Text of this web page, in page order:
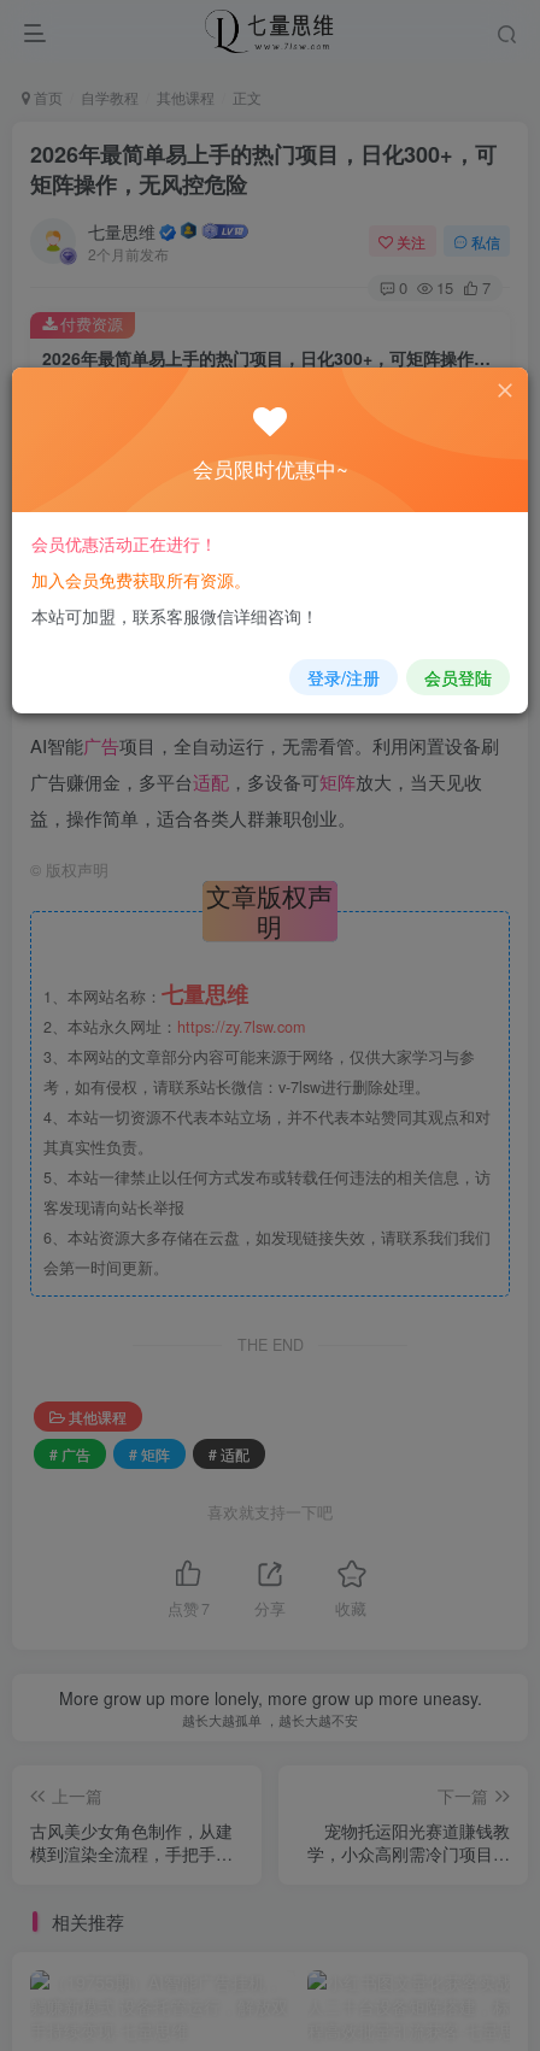
首页 自学教程 其他课程 正文
2026年最简单易上手的热门项目，日化300+，可
矩阵操作，无风控危险
七量思维
2个月前发布
关注 私信
0 15 7
2026年最简单易上手的热门项目，日化300+，可矩阵操作，无风控危险
8.8
免费
您当前未登录！建议登陆后购买，可保存购买订单
付费资源
AI智能广告项目，全自动运行，无需看管。利用闲置设备刷
广告赚佣金，多平台适配 ，多设备可矩阵放大，当天见收
益，操作简单，适合各类人群兼职创业。
© 版权声明
文章版权声
明
1、本网站名称： 七量思维
2、本站永久网址： https://zy.7lsw.com
3、本网站的文章部分内容可能来源于网络，仅供大家学习与参
考，如有侵权，请联系站长微信：v-7lsw进行删除处理。
4、本站一切资源不代表本站立场，并不代表本站赞同其观点和对
其真实性负责。
5、本站一律禁止以任何方式发布或转载任何违法的相关信息，访
客发现请向站长举报
6、本站资源大多存储在云盘，如发现链接失效，请联系我们我们
会第一时间更新。
THE END
其他课程
# 广告
# 矩阵 # 适配
喜欢就支持一下吧
点赞 7 分享 收藏
More grow up more lonely, more grow up more uneasy.
越长大越孤单 ，越长大越不安
上一篇
古风美少女角色制作，从建
模到渲染全流程，手把手教
下一篇
宠物托运阳光赛道賺钱教
学，小众高刚需冷门项目，
相关推荐
会员限时优惠中~
会员优惠活动正在进行！
加入会员免费获取所有资源。
本站可加盟，联系客服微信详细咨询！
登录/注册 会员登陆